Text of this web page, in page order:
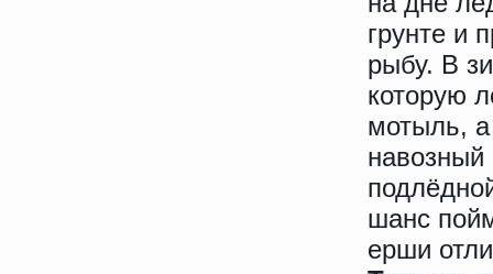
грунте и
рыбу. В
которую
мотыль,
навозный
шанс
ерши